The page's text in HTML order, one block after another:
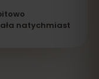
natychmiast